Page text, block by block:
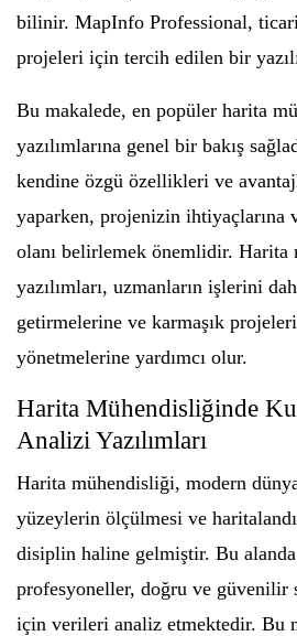
bilinir. MapInfo Professional,
projeleri için tercih edilen bir
Bu makalede, en popüler harita
yazılımlarına genel bir bakış
kendine özgü özellikleri ve
yaparken, projenizin ihtiyaçlarına
olanı belirlemek önemlidir. Harita
yazılımları, uzmanların işlerini
getirmelerine ve karmaşık
yönetmelerine yardımcı olur.
Harita Mühendisliğinde
Analizi Yazılımları
Harita mühendisliği, modern
yüzeylerin ölçülmesi ve
disiplin haline gelmiştir. Bu alanda
profesyoneller, doğru ve güvenilir
için verileri analiz etmektedir. Bu